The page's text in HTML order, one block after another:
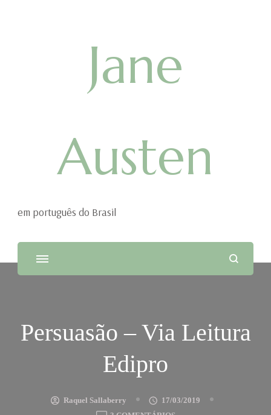
Jane
Austen
em português do Brasil
Persuasão – Via Leitura
Edipro
Raquel Sallaberry
17/03/2019